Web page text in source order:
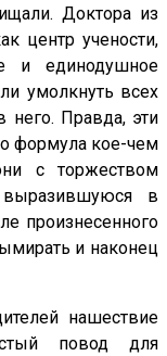
Доктора из
центр учености,
и единодушное
умолкнуть всех
него. Правда, эти
формула кое-чем
с торжеством
выразившуюся в
произнесенного
и наконец
нашествие
повод для